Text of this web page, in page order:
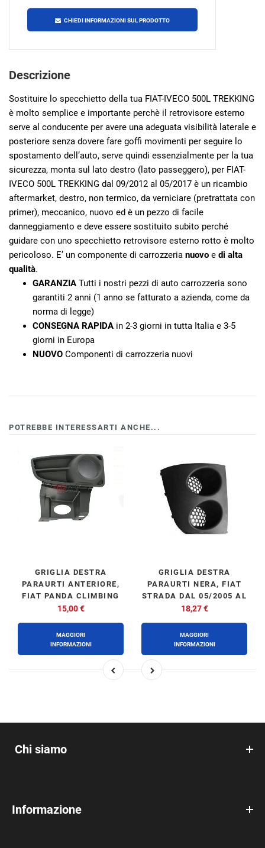
CHIEDI INFORMAZIONI SUL PRODOTTO
Descrizione
Sostituire lo specchietto della tua FIAT-IVECO 500L TREKKING
è molto semplice e importante perchè il retrovisore esterno
serve al conducente per avere una adeguata visibilità laterale e
posteriore senza dovere fare goffi movimenti per seguire lo
spostamento dell’auto, serve quindi essenzialmente per la tua
sicurezza, monta sul lato destro (lato passeggero), per FIAT-
IVECO 500L TREKKING dal 09/2012 al 05/2017 è un ricambio
aftermarket, destro, non termico, da verniciare (pretrattata con
primer), meccanico, nuovo ed è un pezzo di facile
danneggiamento e deve essere sostituito subito perché
guidare con uno specchietto retrovisore esterno rotto è molto
pericoloso. E’ un componente di carrozzeria nuovo e di alta
qualità.
GARANZIA Tutti i nostri pezzi di auto carrozzeria sono
garantiti 2 anni (1 anno se fatturato a azienda, come da
norma di legge)
CONSEGNA RAPIDA in 2-3 giorni in tutta Italia e 3-5
giorni in Europa
NUOVO Componenti di carrozzeria nuovi
POTREBBE INTERESSARTI ANCHE...
GRIGLIA DESTRA
PARAURTI ANTERIORE,
FIAT PANDA CLIMBING
4X4 - NATURAL POWER
15,00 €
MAGGIORI
INFORMAZIONI
GRIGLIA DESTRA
PARAURTI NERA, FIAT
STRADA DAL 05/2005 AL
11/2011
18,27 €
MAGGIORI
INFORMAZIONI
Chi siamo
Informazione